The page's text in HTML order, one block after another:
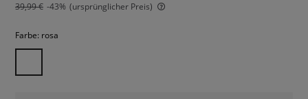
39,99 € -43% (ursprünglicher Preis)
Farbe: rosa